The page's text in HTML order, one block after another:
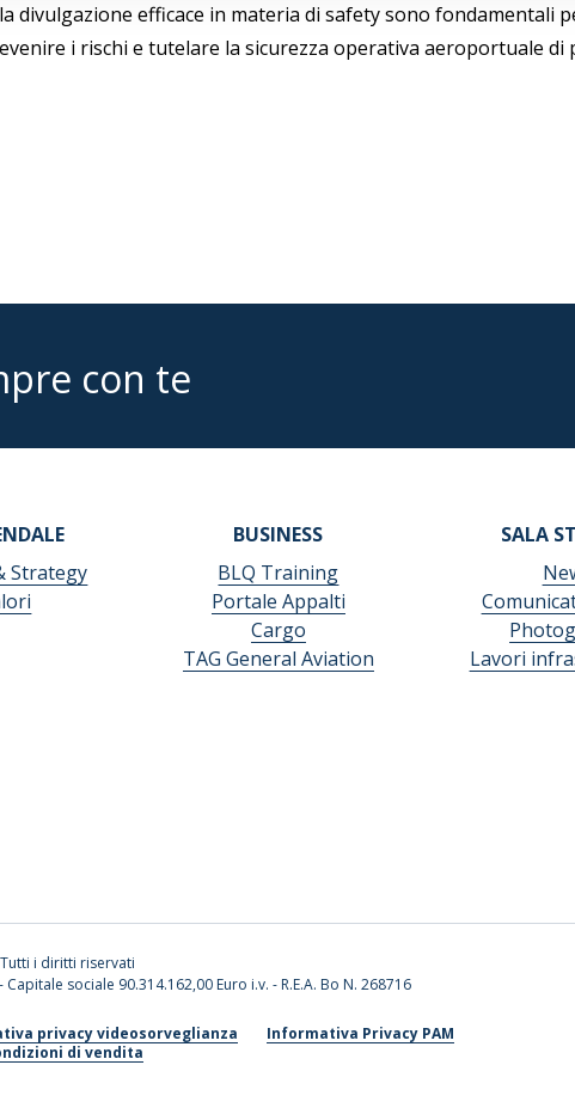
divulgazione efficace in materia di safety sono fondamentali
i rischi e tutelare la sicurezza operativa aeroportuale di
con te
Strategy
BUSINESS
BLQ Training
Portale Appalti
Cargo
TAG General Aviation
SALA
Lavori
i diritti riservati
sociale 90.314.162,00 Euro i.v. - R.E.A. Bo N. 268716
privacy videosorveglianza
Informativa Privacy PAM
di vendita